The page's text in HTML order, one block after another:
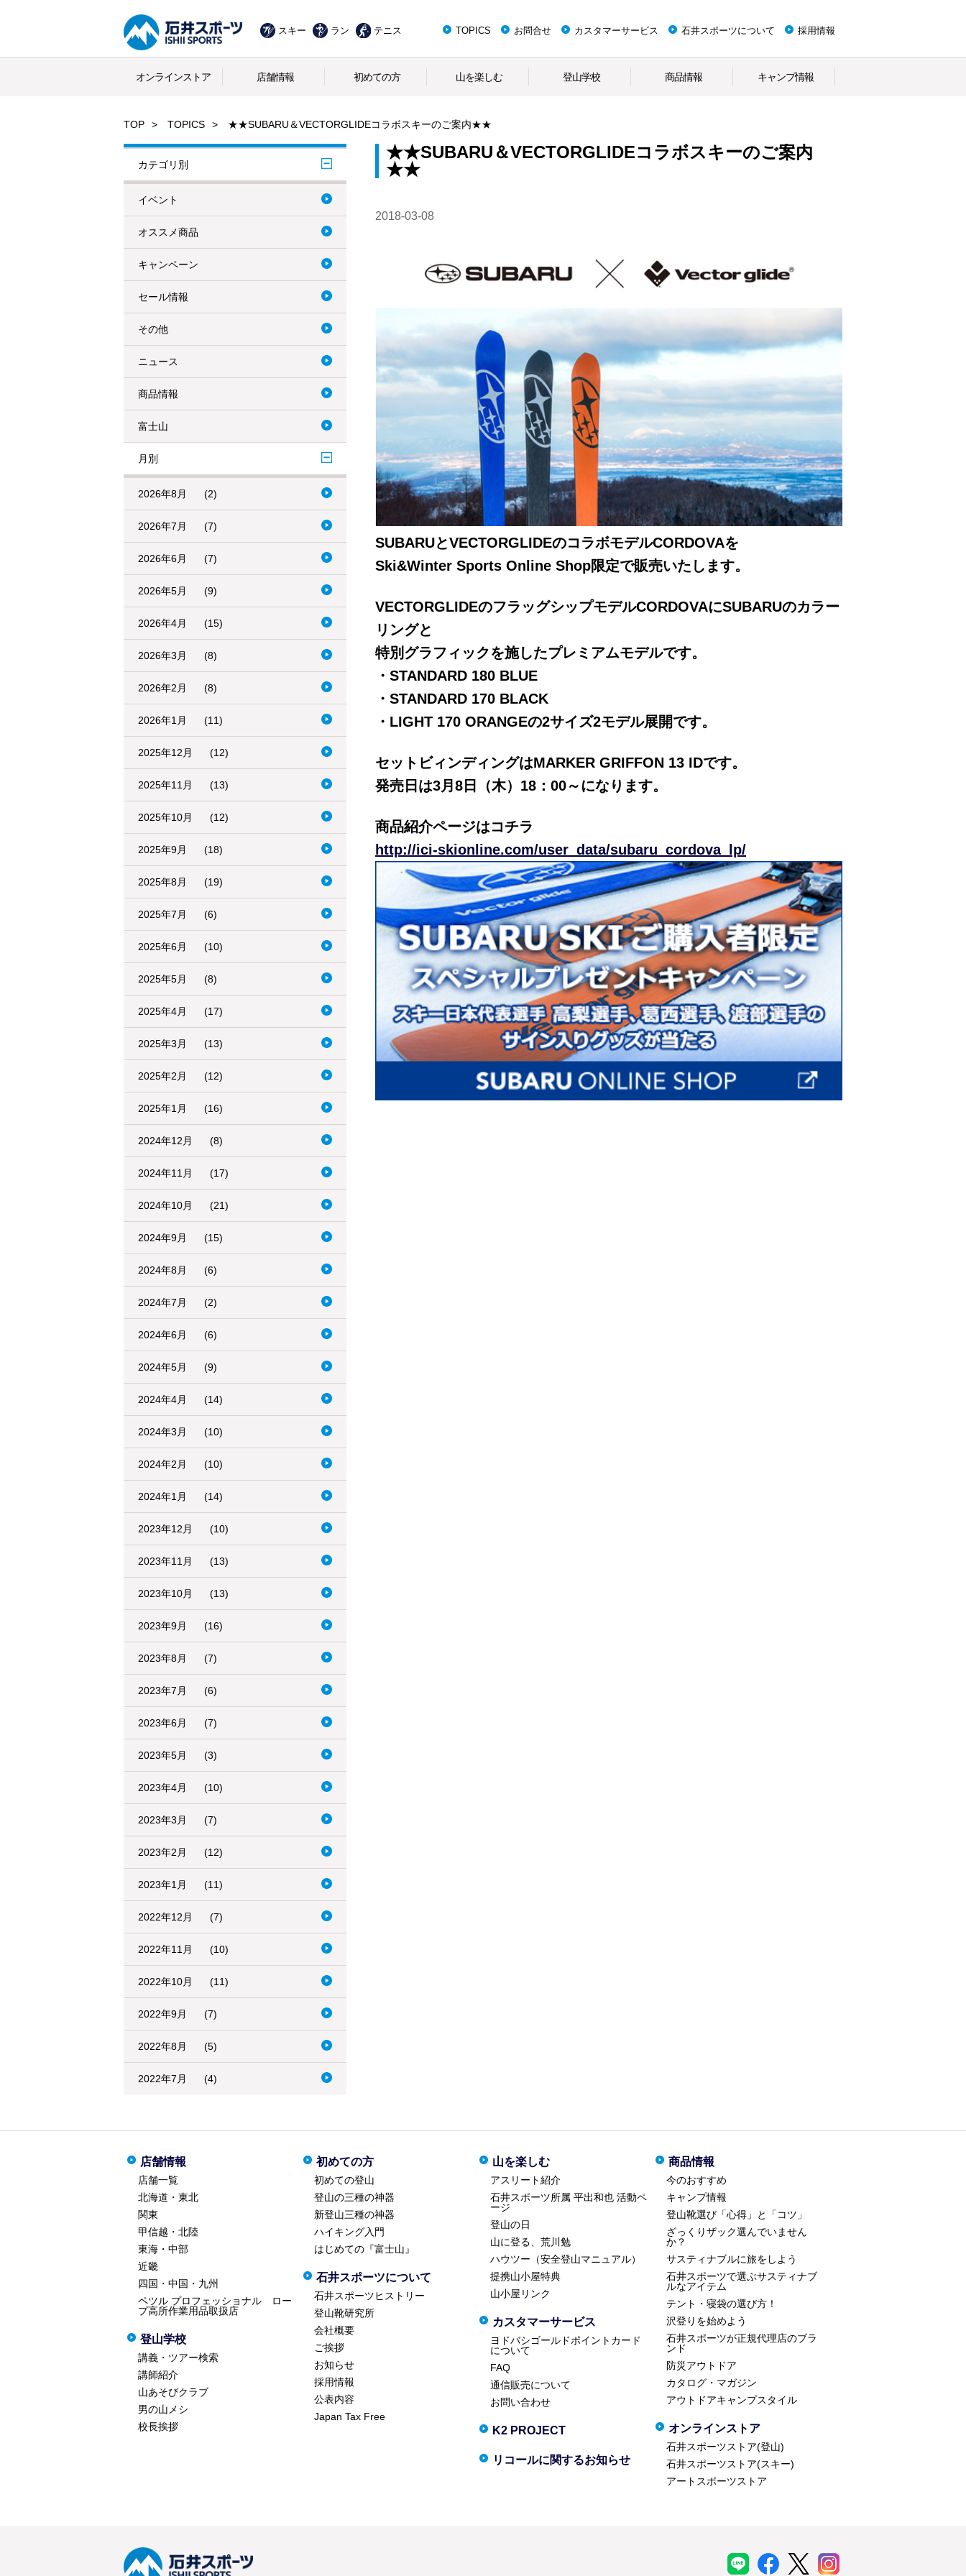
スキー ラン テニス TOPICS お問合せ カスタマーサービス 石井スポーツについて 採用情報
オンラインストア 店舗情報 初めての方 山を楽しむ 登山学校 商品情報 キャンプ情報
TOP TOPICS ★★SUBARU＆VECTORGLIDEコラボスキーのご案内★★
カテゴリ別
イベント
オススメ商品
キャンペーン
セール情報
その他
ニュース
商品情報
富士山
月別
2026年8月 (2)
2026年7月 (7)
2026年6月 (7)
2026年5月 (9)
2026年4月 (15)
2026年3月 (8)
2026年2月 (8)
2026年1月 (11)
2025年12月 (12)
2025年11月 (13)
2025年10月 (12)
2025年9月 (18)
2025年8月 (19)
2025年7月 (6)
2025年6月 (10)
2025年5月 (8)
2025年4月 (17)
2025年3月 (13)
2025年2月 (12)
2025年1月 (16)
2024年12月 (8)
2024年11月 (17)
2024年10月 (21)
2024年9月 (15)
2024年8月 (6)
2024年7月 (2)
2024年6月 (6)
2024年5月 (9)
2024年4月 (14)
2024年3月 (10)
2024年2月 (10)
2024年1月 (14)
2023年12月 (10)
2023年11月 (13)
2023年10月 (13)
2023年9月 (16)
2023年8月 (7)
2023年7月 (6)
2023年6月 (7)
2023年5月 (3)
2023年4月 (10)
2023年3月 (7)
2023年2月 (12)
2023年1月 (11)
2022年12月 (7)
2022年11月 (10)
2022年10月 (11)
2022年9月 (7)
2022年8月 (5)
2022年7月 (4)
★★SUBARU＆VECTORGLIDEコラボスキーのご案内
★★
2018-03-08
SUBARUとVECTORGLIDEのコラボモデルCORDOVAを
Ski&Winter Sports Online Shop限定で販売いたします。
VECTORGLIDEのフラッグシップモデルCORDOVAにSUBARUのカラー
リングと
特別グラフィックを施したプレミアムモデルです。
・STANDARD 180 BLUE
・STANDARD 170 BLACK
・LIGHT 170 ORANGEの2サイズ2モデル展開です。
セットビィンディングはMARKER GRIFFON 13 IDです。
発売日は3月8日（木）18：00～になります。
商品紹介ページはコチラ
http://ici-skionline.com/user_data/subaru_cordova_lp/
店舗情報
店舗一覧
北海道・東北
関東
甲信越・北陸
東海・中部
近畿
四国・中国・九州
ペツル プロフェッショナル ロー
プ高所作業用品取扱店
登山学校
講義・ツアー検索
講師紹介
山あそびクラブ
男の山メシ
校長挨拶
初めての方
初めての登山
登山の三種の神器
新登山三種の神器
ハイキング入門
はじめての『富士山』
石井スポーツについて
石井スポーツヒストリー
登山靴研究所
会社概要
ご挨拶
お知らせ
採用情報
公表内容
Japan Tax Free
山を楽しむ
アスリート紹介
石井スポーツ所属 平出和也 活動ペ
ージ
登山の日
山に登る、荒川勉
ハウツー（安全登山マニュアル）
提携山小屋特典
山小屋リンク
カスタマーサービス
ヨドバシゴールドポイントカード
について
FAQ
通信販売について
お問い合わせ
K2 PROJECT
リコールに関するお知らせ
商品情報
今のおすすめ
キャンプ情報
登山靴選び「心得」と「コツ」
ざっくりザック選んでいません
か？
サスティナブルに旅をしよう
石井スポーツで選ぶサスティナブ
ルなアイテム
テント・寝袋の選び方！
沢登りを始めよう
石井スポーツが正規代理店のブラ
ンド
防災アウトドア
カタログ・マガジン
アウトドアキャンプスタイル
オンラインストア
石井スポーツストア(登山)
石井スポーツストア(スキー)
アートスポーツストア